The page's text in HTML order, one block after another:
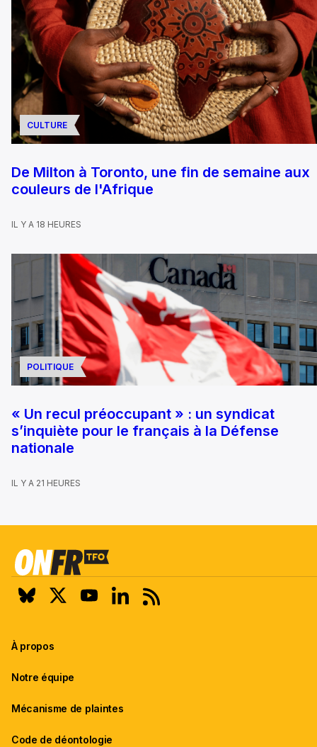
CULTURE
De Milton à Toronto, une fin de semaine aux
couleurs de l'Afrique
IL Y A 18 HEURES
POLITIQUE
« Un recul préoccupant » : un syndicat
s’inquiète pour le français à la Défense
nationale
IL Y A 21 HEURES
À propos
Notre équipe
Mécanisme de plaintes
Code de déontologie